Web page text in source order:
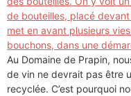
Au Domaine de Prapin,
de vin ne devrait pas être
recyclée. C’est pourquoi